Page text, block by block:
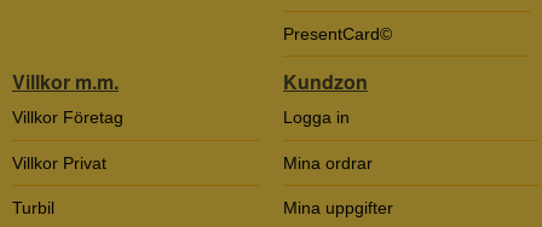
PresentCard©
Villkor m.m.
Villkor Företag
Villkor Privat
Turbil
Kundzon
Logga in
Mina ordrar
Mina uppgifter